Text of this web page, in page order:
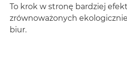
To krok w stronę bardziej
zrównoważonych
biur.